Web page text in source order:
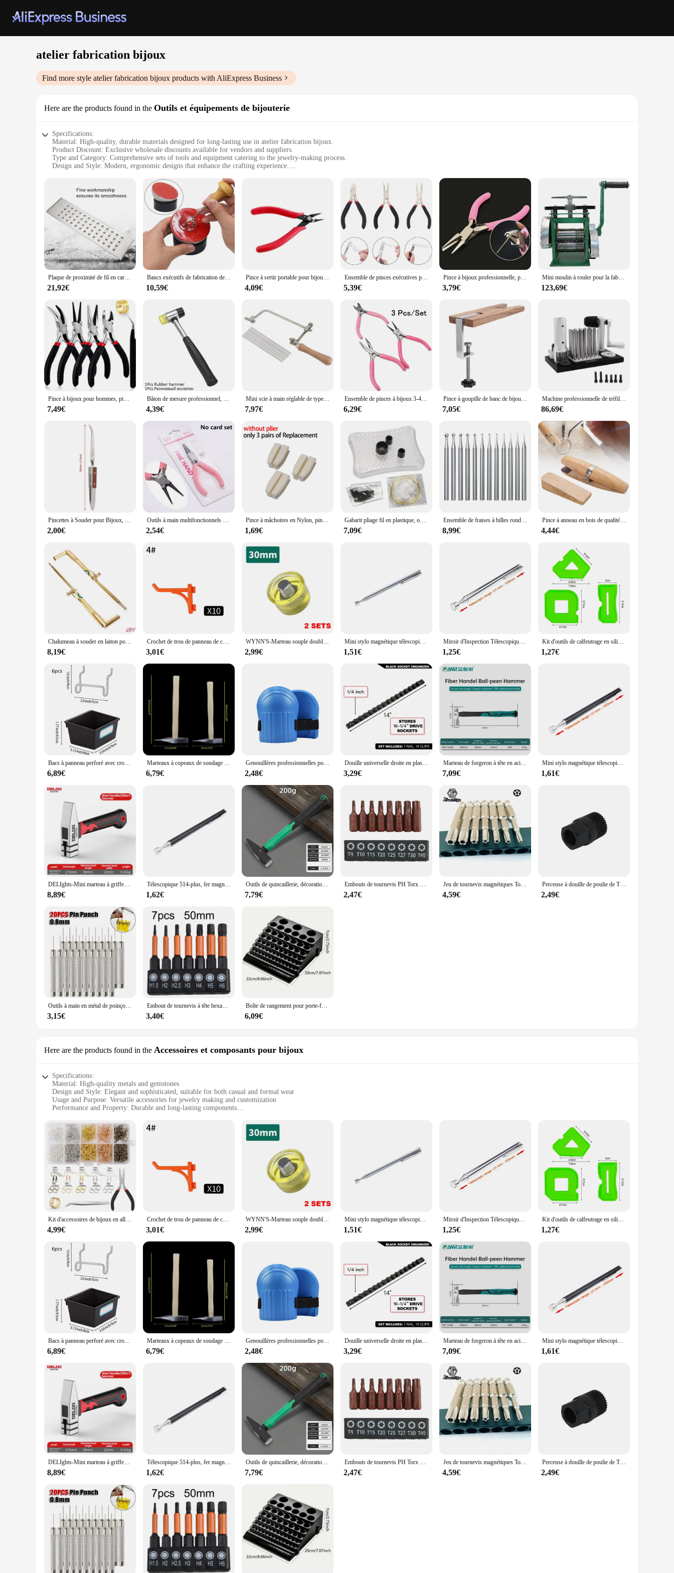
atelier fabrication bijoux
Find more style atelier fabrication bijoux products with AliExpress Business
Here are the products found in the Outils et équipements de bijouterie
Specifications:
Material: High-quality, durable materials designed for long-lasting use in atelier fabrication bijoux.
Product Discount: Exclusive wholesale discounts available for vendors and suppliers.
Type and Category: Comprehensive sets of tools and equipment catering to the jewelry-making process.
Design and Style: Modern, ergonomic designs that enhance the crafting experience.
Performance and Property: Tools and equipment designed for precision and efficiency, ensuring superior results in atelier fabrication bijoux.
Features:
**Craftsmanship and Precision**
The atelier fabrication bijoux sets are meticulously crafted to provide jewelers with the precision they need for intricate designs. Each tool is designed to ensure a steady grip and smooth operation,
allowing for detailed work on even the smallest components. The ergonomic design of the tools minimizes hand fatigue, enabling you to work for longer periods without discomfort. Whether you're a
seasoned professional or a beginner in the jewelry-making field, these sets are tailored to meet your needs.
**Versatility and Adaptability**
The atelier fabrication bijoux sets are not limited to a single technique or style. They are versatile enough to cater to a variety of jewelry-making processes, from wirework to stone setting. The tools
are designed to be compatible with a range of materials, from precious metals to gemstones, ensuring that you have the right equipment for any project. The sets are also adaptable, allowing you to
expand your capabilities as your skills grow, making them a valuable addition to any jewelry-making atelier.
**Quality and Durability**
durability of these tools ensures that they maintain their performance over time, reducing the need for frequent replacements. The wholesale availability of these sets is a testament to their quality,
making them an excellent choice for vendors and suppliers looking to offer reliable tools to their customers.
Plaque de proximité de fil en carbure de tungstène, 52 trous ronds, 0.26-4.10mm
21,92€
Bancs exécutifs de fabrication de gravure de bijoux pour adultes, approvisionnement de boules d'avertissement, traitement d'accessoires, grands cadeaux pour les amoureux de l'artisanat
10,59€
Pince à sertir portable pour bijoux, outil de sertissage de perles, fournitures de réparation, fil, acier, emballage de fil, perles, 14cm
4,09€
Ensemble de pinces exécutives pour bijoux, coupe-fil rond, parfait pour la réparation de bijoux, emballage de fil, 3 pièces
5,39€
Pince à bijoux professionnelle, pince à perles, pince réparation bijoux, outil d'emballage fil, fournitures artisanales
3,79€
Mini moulin à rouler pour la fabrication de bijoux, outils et équipement, modèle d'orfèvrerie, Machine à rouler à la main
123,69€
Pince à bijoux pour hommes, pince antarctique, pince antarctique, pince antarctique ronde, kit d'outils de bijouterie, 4 paquets
7,49€
Bâton de mesure professionnel, agrandisseur d'anneau, poignée de mandrin, marteau, taille d'anneau, bâton de mesure pour bricolage, fabrication de bijoux, outils de mesure
4,39€
Mini scie à main réglable de type U, arc en acier, 12 lames de scie pour le travail de calcul de bijoux, outils de coupe artisanaux, ensemble d'outils à main pour bijoutier
7,97€
Ensemble de pinces à bijoux 3-4 pièces, pince coupante en acier au carbone, pince à nez à chaîne, pince à nez rond pour outil de fabrication de bijoux
6,29€
Pince à goupille de banc de bijoutiers, établi en bois, outils de traitement exécutifs de bijoux, outil de pince à fente en V, outils de coupe de polissage de bijoux
7,05€
Machine professionnelle de tréfilage pour diabétique, fabricant d'anneaux en acier inoxydable avec 20 mandrins, 2.5mm à 12mm, fabrication de bijoux
86,69€
Pincettes à Souder pour Bijoux, Pointe Droite et Incurvée, Outil de Soudage Autobloquant, Verrouillage Croisé, Équipement de Bijoutier
2,00€
Outils à main multifonctionnels pince à bijoux équipement nez rond pince à fil de coupe pour la fabrication de bijoux accessoires faits à la main
2,54€
Pince à mâchoires en Nylon, pince à nez Plat en acier au carbone, outils de bricolage pour perles, bouclage, fil de mise en forme, fabrication de bijoux
1,69€
Gabarit pliage fil en plastique, outils fabrication bijoux, fournitures d'emballage fil pour bracelets, boucles
7,09€
Ensemble de fraises à billes rondes, bijoux à tige, fraises exécutives, mèches de gravure, 3 po, 32 po, 12 pièces
8,99€
Pince à anneau en bois de qualité pour bijoutiers, outil de traitement exécutif de bijoux, outils de support de pince à épiler à main de bricolage, banc
4,44€
Chalumeau à souder en laiton pour fabrication de bijoux, outil de bricolage pratique, 3 tailles, vente en gros, livraison directe, S M L, APR28
8,19€
Crochet de trou de panneau de confrontation en plastique, garage évalué, atelier de garage mural, pièces de boîte T1, attache de quincaillerie, rangement, 10 pièces
3,01€
WYNN'S-Marteau souple double face, maillet en caoutchouc pour la maison, la décoration de sol, l'installation d'outils à main, l'artisanat de bijoux, le travail de bricolage
2,99€
Mini stylo magnétique télescopique Portable, capacité d'outil pratique pour ramasser des boulons d'écrou bâton de ramassage extensible
1,51€
Miroir d'Inspection Télescopique à Lumière LED, Rotation à 360 °, Outils Mécaniques Magnétiques, Poignée Télescopique, Outils de Réparation
1,25€
Kit d'outils de calfeutrage en silicone, épandeur de joints, spatule, grattoir pour carrelage, fenêtre, enlèvement des bords de coulis, outils de construction de cuisine
1,27€
Bacs à panneau perforé avec crochets et crochets attro, support de boîte à panneau perforé pour atelier, accessoires d'organisation de garage, outils, 1/6 ensembles
6,89€
Marteaux à copeaux de soudage polyvalents, marteau à punaise en acier, manche en bois, outil de démontage extérieur pour réparation remodelée
6,79€
Genouillères professionnelles pour la protection des genoux, pâte, sol, mur, carrelage, manuel, travailleurs de la fibre, jardinage, outils de construction, 2 pièces
2,48€
Douille universelle droite en plastique, outils de réparation de support rapide, outils muraux pour la maison, EvaluRail, 1/4 ", 3/8", 1/2"
3,29€
Marteau de forgeron à tête en acier de mars fine forgée, poignée de coupe ergonomique en caoutchouc, fibre de verre, arbre absorbant les chocs
7,09€
Mini stylo magnétique télescopique portable, outil pratique, capacité pour ramasser des boulons d'écrou, extensible, le plus récent, 514
1,61€
DELIghts-Mini marteau à griffes multifonctionnel ECECTRIC, antidérapant et antichoc, professionnel, outil de travail de calcul magnétique
8,89€
Télescopique 514-plus, fer magnétique, outil de réparation et d'inspection, domestique, automobile, bain, aspiration de vis en métal, le plus récent
1,62€
Outils de quincaillerie, décoration de construction, marteau à tête plate 200g, marteau à bec de canard revêtu de plastique, tête de marteau 500g, marteau d'ajusteur
7,79€
Embouts de tournevis PH Torx Star, porte-embout de tournevis magnétique de sécurité à tige hexagonale, accessoires pour embouts de tournevis électriques, 25mm, 8 pièces
2,47€
Jeu de tournevis magnétiques Torx à 5 points, outils à main à tige hexagonale de 1/4 ", 50mm, 7 pièces, T10 T15 T20 T25 T27 T30 T40
4,59€
Perceuse à douille de poulie de THERnateur automobile, outil de réparation, retrait et démontage de poulie unidirectionnelle, 33 dents
2,49€
Outils à main en métal de poinçon de goupille, retrait et sœur, pièces d'outils de montre, équipement léger d'atelier, argent, 51mm, 20 pièces/ensemble
3,15€
Embout de tournevis à tête hexagonale magnétique, tige hexagonale 1/4 de pouce, ensemble de forets enveloppés, tête de lot H1.5-H6, forets à percussion, 7 pièces
3,40€
Boîte de rangement pour porte-foret, établi, tournevis, porte-foret, adapté pour la maison, l'atelier, l'usine, noir, 85 trous
6,09€
Here are the products found in the Accessoires et composants pour bijoux
Specifications:
Material: High-quality metals and gemstones
Design and Style: Elegant and sophisticated, suitable for both casual and formal wear
Usage and Purpose: Versatile accessories for jewelry making and customization
Performance and Property: Durable and long-lasting components
Applicable People: Jewelry enthusiasts, artisans, and designers seeking premium components
Features:
**Unleash Your Creativity with Premium Components**
Atelier Fabrication Bijoux is a treasure trove for jewelry enthusiasts and artisans seeking to elevate their craft. With a focus on wholesale and vendor support, this collection offers an extensive range of
components designed to inspire and facilitate the creation of unique, bespoke pieces. Whether you're a seasoned jewelry designer or a hobbyist looking to take your creations to the next level, the
atelier fabrication bijoux components are the perfect foundation for your artistic vision.
**Craftsmanship Meets Style**
Each component in the atelier fabrication bijoux collection is meticulously crafted from high-quality metals and gemstones, ensuring durability and a luxurious feel. The design and style of these
accessories cater to a diverse range of tastes, from classic elegance to contemporary chic. Whether you're looking to create a statement piece or add a subtle touch of sophistication to your jewelry
collection, these components are versatile enough to suit any design aesthetic.
**For the Professional and the Passionate**
Whether you're a professional jewelry designer or a passionate hobbyist, the atelier fabrication bijoux components are designed to meet the needs of both. The sets available for sale are comprehensive,
offering a variety of parts and accessories that can be used to create an array of jewelry pieces. From bracelets and necklaces to earrings and rings, the components are tailored to support a wide range
of projects, ensuring that you have everything you need to bring your creations to life.
With the atelier fabrication bijoux components, the possibilities are endless. Embrace your creativity and let these premium components serve as the foundation for your next masterpiece.
Kit d'accessoires de bijoux en alliage pour diabétique, matiques ouvertes en fil de cuivre, crochet de boucle d'oreille, fournitures exécutives
4,99€
Crochet de trou de panneau de confrontation en plastique, garage évalué, atelier de garage mural, pièces de boîte T1, attache de quincaillerie, rangement, 10 pièces
3,01€
WYNN'S-Marteau souple double face, maillet en caoutchouc pour la maison, la décoration de sol, l'installation d'outils à main, l'artisanat de bijoux, le travail de bricolage
2,99€
Mini stylo magnétique télescopique Portable, capacité d'outil pratique pour ramasser des boulons d'écrou bâton de ramassage extensible
1,51€
Miroir d'Inspection Télescopique à Lumière LED, Rotation à 360 °, Outils Mécaniques Magnétiques, Poignée Télescopique, Outils de Réparation
1,25€
Kit d'outils de calfeutrage en silicone, épandeur de joints, spatule, grattoir pour carrelage, fenêtre, enlèvement des bords de coulis, outils de construction de cuisine
1,27€
Bacs à panneau perforé avec crochets et crochets attro, support de boîte à panneau perforé pour atelier, accessoires d'organisation de garage, outils, 1/6 ensembles
6,89€
Marteaux à copeaux de soudage polyvalents, marteau à punaise en acier, manche en bois, outil de démontage extérieur pour réparation remodelée
6,79€
Genouillères professionnelles pour la protection des genoux, pâte, sol, mur, carrelage, manuel, travailleurs de la fibre, jardinage, outils de construction, 2 pièces
2,48€
Douille universelle droite en plastique, outils de réparation de support rapide, outils muraux pour la maison, EvaluRail, 1/4 ", 3/8", 1/2"
3,29€
Marteau de forgeron à tête en acier de mars fine forgée, poignée de coupe ergonomique en caoutchouc, fibre de verre, arbre absorbant les chocs
7,09€
Mini stylo magnétique télescopique portable, outil pratique, capacité pour ramasser des boulons d'écrou, extensible, le plus récent, 514
1,61€
DELIghts-Mini marteau à griffes multifonctionnel ECECTRIC, antidérapant et antichoc, professionnel, outil de travail de calcul magnétique
8,89€
Télescopique 514-plus, fer magnétique, outil de réparation et d'inspection, domestique, automobile, bain, aspiration de vis en métal, le plus récent
1,62€
Outils de quincaillerie, décoration de construction, marteau à tête plate 200g, marteau à bec de canard revêtu de plastique, tête de marteau 500g, marteau d'ajusteur
7,79€
Embouts de tournevis PH Torx Star, porte-embout de tournevis magnétique de sécurité à tige hexagonale, accessoires pour embouts de tournevis électriques, 25mm, 8 pièces
2,47€
Jeu de tournevis magnétiques Torx à 5 points, outils à main à tige hexagonale de 1/4 ", 50mm, 7 pièces, T10 T15 T20 T25 T27 T30 T40
4,59€
Perceuse à douille de poulie de THERnateur automobile, outil de réparation, retrait et démontage de poulie unidirectionnelle, 33 dents
2,49€